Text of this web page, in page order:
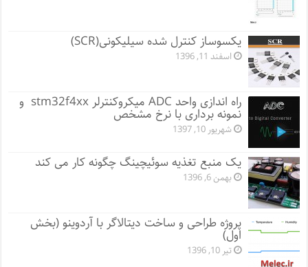
یکسوساز کنترل شده سیلیکونی(SCR)
اسفند 11, 1396
راه اندازی واحد ADC میکروکنترلر stm32f4xx و
نمونه برداری با نرخ مشخص
شهریور 10, 1397
یک منبع تغذیه سوئیچینگ چگونه کار می کند
بهمن 6, 1396
پروژه طراحی و ساخت دیتالاگر با آردوینو (بخش
اول)
تیر 10, 1396